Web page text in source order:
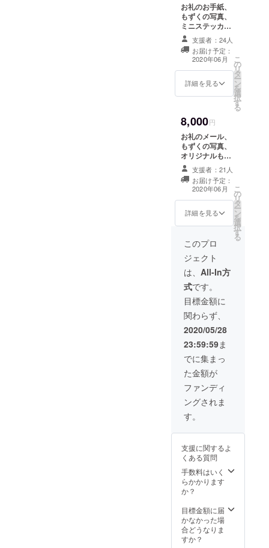
お礼のお手紙、
もずくの写真、
ミニステッカー
をお届けしま
す。 ＊写真はラ
ンダムになりま
告」上で、支援
者さん限定でプ
支援者：24人
お届け予定：
2020年06月
詳細を見る
こ
の
リ
タ
ー
ン
を
選
択
す
る
8,000円
お礼のメール、
もずくの写真、
オリジナルもず
く刺繍ストラッ
プをお届けしま
す。 ＊写真はラ
ンダムになりま
す ＊刺繍スト
ラップは手作り
ざいます また
「活動報告」上
で、支援者さん
限定でプロジェ
クトの活動をご
報告いたしま
す。
支援者：21人
お届け予定：
2020年06月
詳細を見る
こ
の
リ
タ
ー
ン
を
選
択
す
る
このプロ
ジェクト
は、 All-In方
式です。
目標金額に
関わらず、
2020/05/28
23:59:59ま
でに集まっ
た金額が
ファンディ
ングされま
す。
支援に関するよ
くある質問
手数料はいく
らかかります
か？
目標金額に届
かなかった場
合どうなりま
すか？